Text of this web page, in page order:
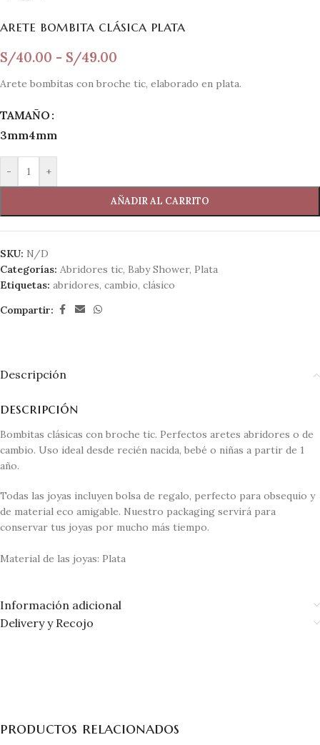
arete bombita clásica plata
S/40.00 - S/49.00
Arete bombitas con broche tic, elaborado en plata.
TAMAÑO
3mm4mm
- +
AÑADIR AL CARRITO
SKU: N/D
Categorías: Abridores tic, Baby Shower, Plata
Etiquetas: abridores, cambio, clásico
Compartir:
Descripción
descripción
Bombitas clásicas con broche tic. Perfectos aretes abridores o de
cambio. Uso ideal desde recién nacida, bebé o niñas a partir de 1
año.
Todas las joyas incluyen bolsa de regalo, perfecto para obsequio y
de material eco amigable. Nuestro packaging servirá para
conservar tus joyas por mucho más tiempo.
Material de las joyas: Plata
Información adicional
Delivery y Recojo
productos relacionados